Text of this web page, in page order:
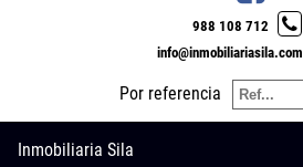
988 108 712
info@inmobiliariasila.com
Inmobiliaria Sila
Por referencia